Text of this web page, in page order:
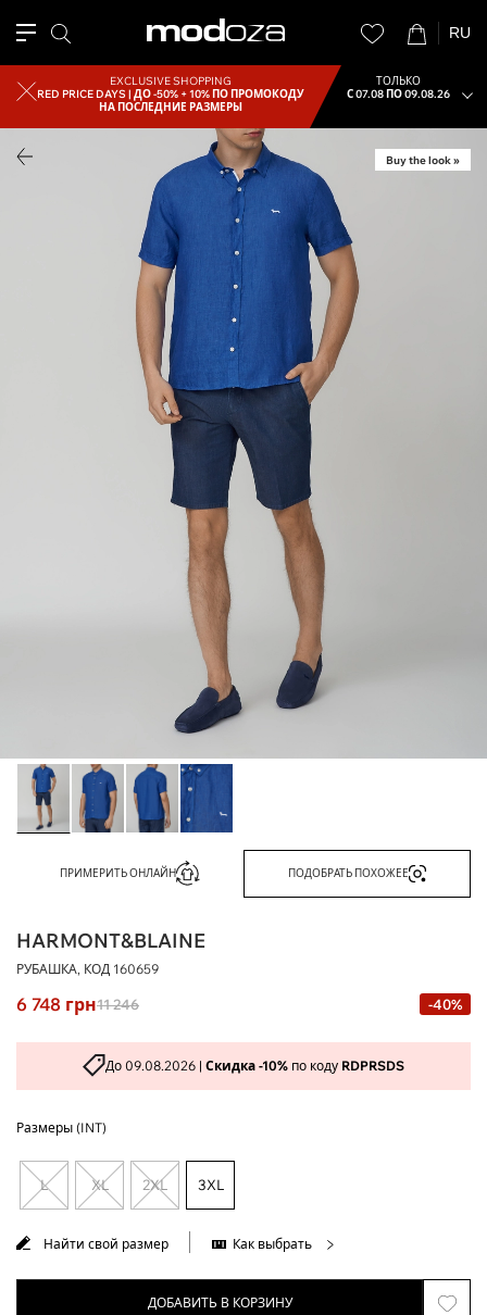
RU
EXCLUSIVE SHOPPING
RED PRICE DAYS |ДО -50% + 10% ПО ПРОМОКОДУ
НА ПОСЛЕДНИЕ РАЗМЕРЫ
ТОЛЬКО
С 07.08 ПО 09.08.26
Buy the look »
ПРИМЕРИТЬ ОНЛАЙН ПОДОБРАТЬ ПОХОЖЕЕ
HARMONT&BLAINE
РУБАШКА, КОД 160659
6 748 грн11 246 -40%
До 09.08.2026 | Скидка -10% по коду RDPRSDS
Размеры (INT)
L XL 2XL 3XL
Найти свой размер Как выбрать
ДОБАВИТЬ В КОРЗИНУ